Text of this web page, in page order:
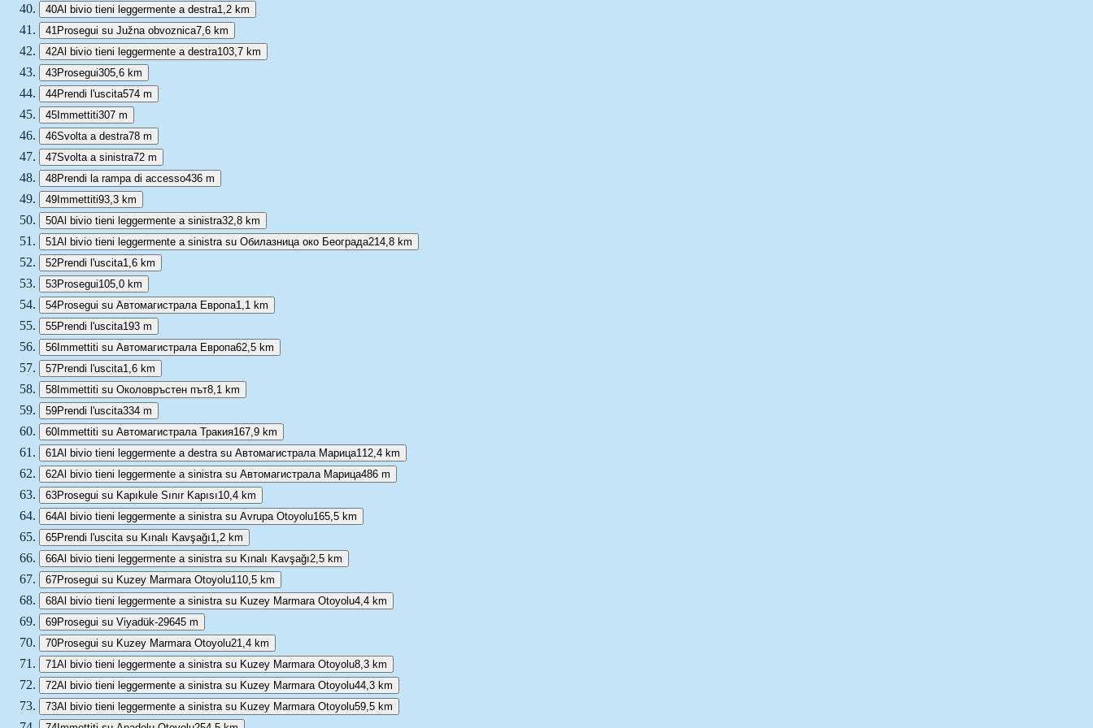
40Al bivio tieni leggermente a destra1,2 km
41 Prosegui su Južna obvoznica7,6 km
42Al bivio tieni leggermente a destra103,7 km
43Prosegui305,6 km
44Prendi l'uscita574 m
45Immettiti307 m
46Svolta a destra78 m
47Svolta a sinistra72 m
48Prendi la rampa di accesso436 m
49Immettiti93,3 km
50Al bivio tieni leggermente a sinistra32,8 km
51Al bivio tieni leggermente a sinistra su Обилазница око Београда214,8 km
52Prendi l'uscita1,6 km
53Prosegui105,0 km
54Prosegui su Автомагистрала Европа1,1 km
55Prendi l'uscita193 m
56Immettiti su Автомагистрала Европа62,5 km
57Prendi l'uscita1,6 km
58Immettiti su Околовръстен път8,1 km
59Prendi l'uscita334 m
60Immettiti su Автомагистрала Тракия167,9 km
61Al bivio tieni leggermente a destra su Автомагистрала Марица112,4 km
62Al bivio tieni leggermente a sinistra su Автомагистрала Марица486 m
63Prosegui su Kapıkule Sınır Kapısı10,4 km
64Al bivio tieni leggermente a sinistra su Avrupa Otoyolu165,5 km
65Prendi l'uscita su Kınalı Kavşağı1,2 km
66Al bivio tieni leggermente a sinistra su Kınalı Kavşağı2,5 km
67Prosegui su Kuzey Marmara Otoyolu110,5 km
68Al bivio tieni leggermente a sinistra su Kuzey Marmara Otoyolu4,4 km
69Prosegui su Viyadük-29645 m
70Prosegui su Kuzey Marmara Otoyolu21,4 km
71Al bivio tieni leggermente a sinistra su Kuzey Marmara Otoyolu8,3 km
72Al bivio tieni leggermente a sinistra su Kuzey Marmara Otoyolu44,3 km
73Al bivio tieni leggermente a sinistra su Kuzey Marmara Otoyolu59,5 km